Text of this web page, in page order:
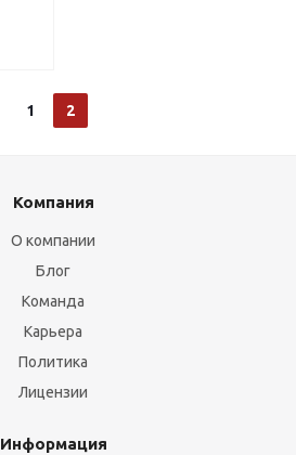
1 2
Компания
О компании
Блог
Команда
Карьера
Политика
Лицензии
Информация